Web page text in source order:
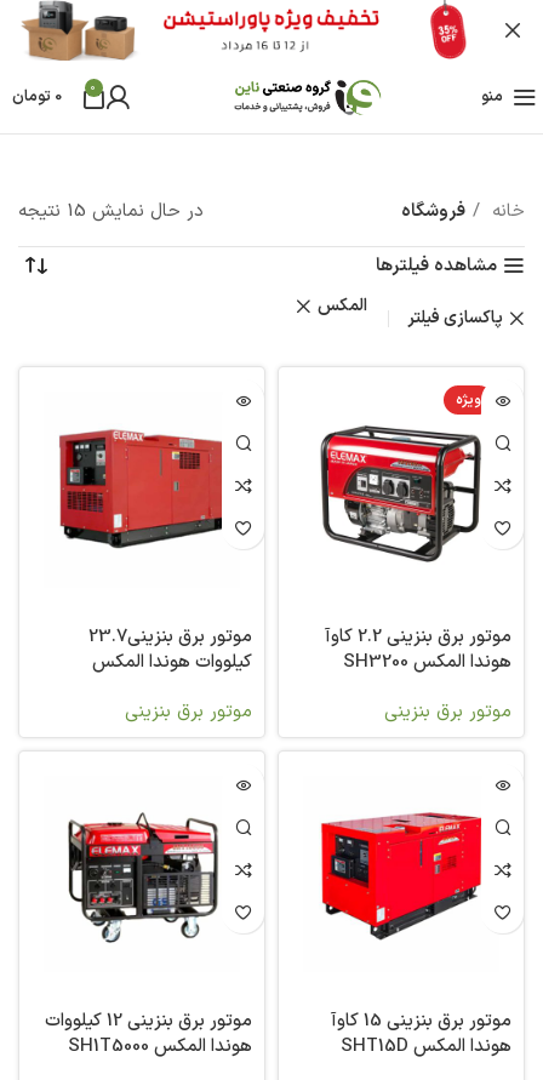
منو 0
0 تومان
خانه فروشگاه
در حال نمایش 15 نتیجه
مشاهده فیلترها
پاکسازی فیلتر المکس
ویژه
موتور برق بنزینی 2.2 کاوآ
هوندا المکس SH3200
موتور برق بنزینی
موتور برق بنزینی23.7
کیلووات هوندا المکس
موتور برق بنزینی
موتور برق بنزینی 15 کاوآ
هوندا المکس SHT15D
موتور برق بنزینی 12 کیلووات
هوندا المکس SH1T5000